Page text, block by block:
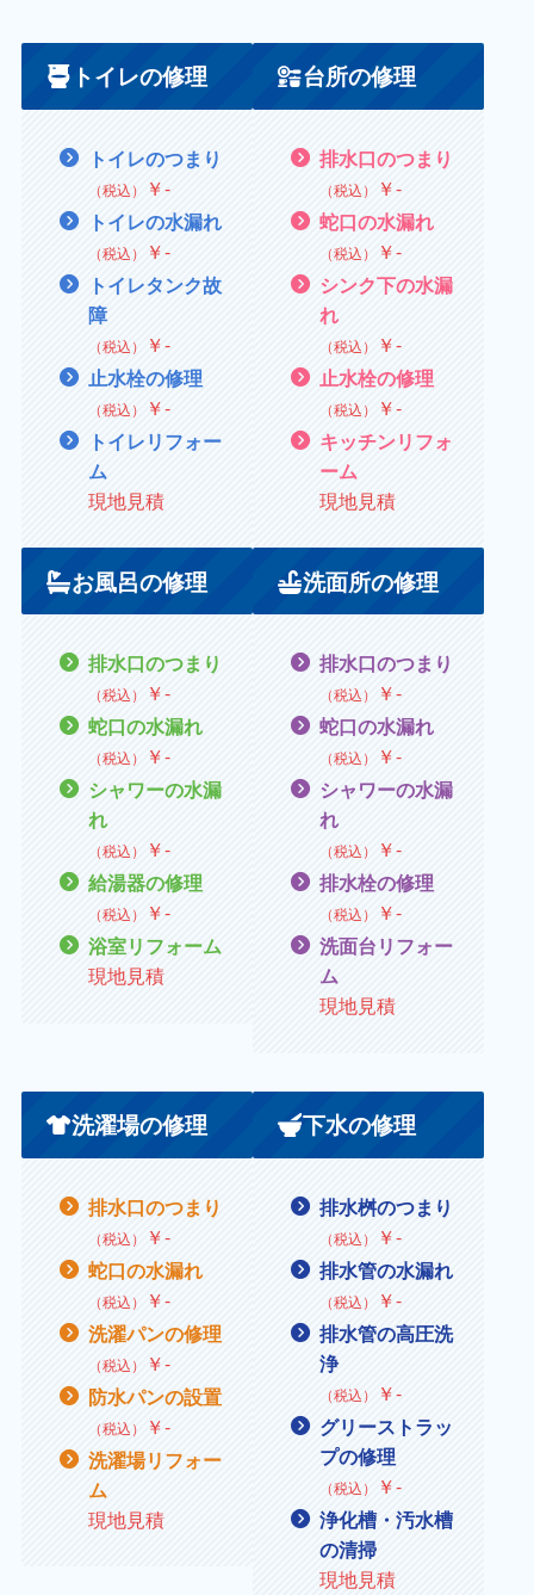
トイレの修理
トイレのつまり
（税込） ￥‐
トイレの水漏れ
（税込） ￥‐
トイレタンク故
障
（税込） ￥‐
止水栓の修理
（税込） ￥‐
トイレリフォー
ム
現地見積
台所の修理
排水口のつまり
（税込） ￥‐
蛇口の水漏れ
（税込） ￥‐
シンク下の水漏
れ
（税込） ￥‐
止水栓の修理
（税込） ￥‐
キッチンリフォ
ーム
現地見積
お風呂の修理
排水口のつまり
（税込） ￥‐
蛇口の水漏れ
（税込） ￥‐
シャワーの水漏
れ
（税込） ￥‐
給湯器の修理
（税込） ￥‐
浴室リフォーム
現地見積
洗面所の修理
排水口のつまり
（税込） ￥‐
蛇口の水漏れ
（税込） ￥‐
シャワーの水漏
れ
（税込） ￥‐
排水栓の修理
（税込） ￥‐
洗面台リフォー
ム
現地見積
洗濯場の修理
排水口のつまり
（税込） ￥‐
蛇口の水漏れ
（税込） ￥‐
洗濯パンの修理
（税込） ￥‐
防水パンの設置
（税込） ￥‐
洗濯場リフォー
ム
現地見積
下水の修理
排水桝のつまり
（税込） ￥‐
排水管の水漏れ
（税込） ￥‐
排水管の高圧洗
浄
（税込） ￥‐
グリーストラッ
プの修理
（税込） ￥‐
浄化槽・汚水槽
の清掃
現地見積